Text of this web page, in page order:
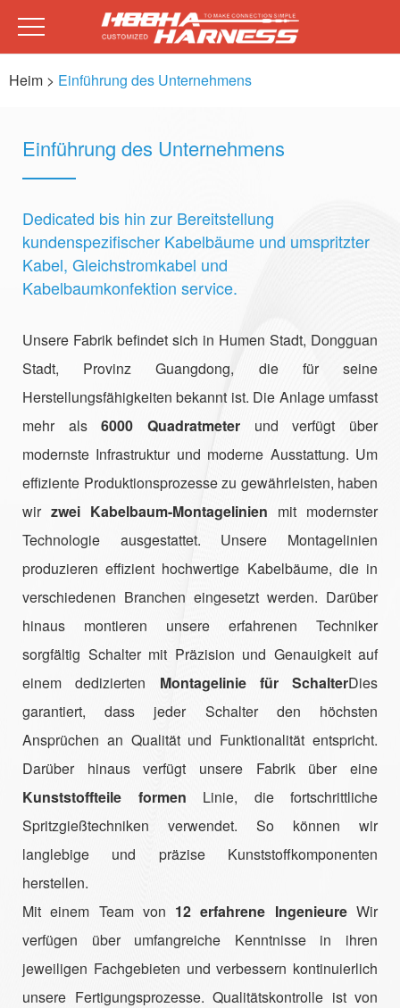
Heim > Einführung des Unternehmens
Einführung des Unternehmens
Dedicated bis hin zur Bereitstellung
kundenspezifischer Kabelbäume und umspritzter
Kabel, Gleichstromkabel und
Kabelbaumkonfektion service.
Unsere Fabrik befindet sich in Humen Stadt, Dongguan
Stadt, Provinz Guangdong, die für seine
Herstellungsfähigkeiten bekannt ist. Die Anlage umfasst
mehr als6000 Quadratmeter und verfügt über
modernste Infrastruktur und moderne Ausstattung. Um
effiziente Produktionsprozesse zu gewährleisten, haben
wir zwei Kabelbaum-Montagelinien mit modernster
Technologie ausgestattet. Unsere Montagelinien
produzieren effizient hochwertige Kabelbäume, die in
verschiedenen Branchen eingesetzt werden. Darüber
hinaus montieren unsere erfahrenen Techniker
sorgfältig Schalter mit Präzision und Genauigkeit auf
einem dedizierten Montagelinie für SchalterDies
garantiert, dass jeder Schalter den höchsten
Ansprüchen an Qualität und Funktionalität entspricht.
Darüber hinaus verfügt unsere Fabrik über eine
Kunststoffteile formen Linie, die fortschrittliche
Spritzgießtechniken verwendet. So können wir
langlebige und präzise Kunststoffkomponenten
herstellen.
Mit einem Team von 12 erfahrene IngenieureWir
verfügen über umfangreiche Kenntnisse in ihren
jeweiligen Fachgebieten und verbessern kontinuierlich
unsere Fertigungsprozesse. Qualitätskontrolle ist von